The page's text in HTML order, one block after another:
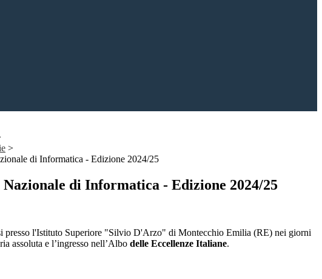
>
di Informatica - Edizione 2024/25
di Informatica - Edizione 2024/25
presso l'Istituto Superiore "Silvio D'Arzo" di Montecchio Emilia (RE) nei giorni
assoluta e l’ingresso nell’Albo delle Eccellenze Italiane.